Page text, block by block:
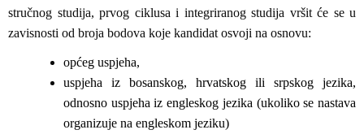
stručnog studija, prvog ciklusa i integriranog studija vršit će se u
zavisnosti od broja bodova koje kandidat osvoji na osnovu:
općeg uspjeha,
uspjeha iz bosanskog, hrvatskog ili srpskog jezika,
odnosno uspjeha iz engleskog jezika (ukoliko se nastava
organizuje na engleskom jeziku)